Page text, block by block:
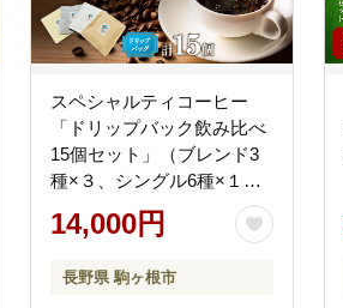
スペシャルティコーヒー
「ドリップバック飲み比べ
15個セット」（ブレンド3
種×３、シングル6種×１）
厳選 良質 自家焙煎 オリジ
ナル ブレンド 世界各地 自
ラ
14,000円
長野県 駒ヶ根市